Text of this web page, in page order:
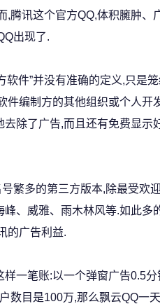
,腾讯这个官方QQ,体积臃肿、
出现了.
件”并没有准确的定义,只是笼
件编制方的其他组织或个人开
去除了广告,而且还有免费显示
多的第三方版本,除最受欢
峰、威雅、雨木林风等.如此多
的广告利益.
笔账:以一个弹窗广告0.5分
数目是100万,那么飘云QQ一